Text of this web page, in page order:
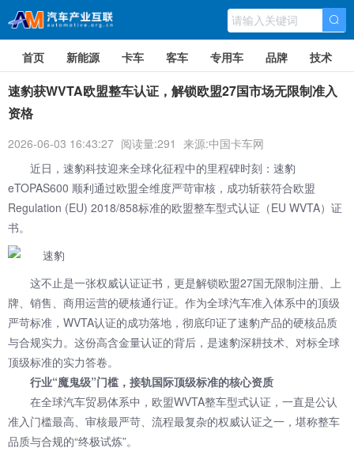
首页 新能源 卡车 客车 专用车 品牌 技术
速豹获WVTA欧盟整车认证，解锁欧盟27国市场无限制准入
资格
2026-06-03 16:43:27 阅读量:291
来源:中国卡车网
近日， 速豹科技迎来全球化征程中的里程碑时刻：速豹
eTOPAS600 顺利通过欧盟全维度严苛审核，成功斩获符合欧盟
Regulation (EU) 2018/858标准的欧盟整车型式认证（EU WVTA）证
书。
这不止是一张权威认证证书，更是解锁欧盟27国无限制注册、上
牌、销售、商用运营的硬核通行证。作为全球汽车准入体系中的顶级
严苛标准，WVTA认证的成功落地，彻底印证了速豹产品的硬核品质
与合规实力。这份高含金量认证的背后，是速豹深耕技术、对标全球
顶级标准的实力答卷。
行业“魔鬼级”门槛，接轨国际顶级标准的核心资质
在全球汽车贸易体系中，欧盟WVTA整车型式认证，一直是公认
准入门槛最高、审核最严苛、流程最复杂的权威认证之一，堪称整车
品质与合规的“终极试炼”。